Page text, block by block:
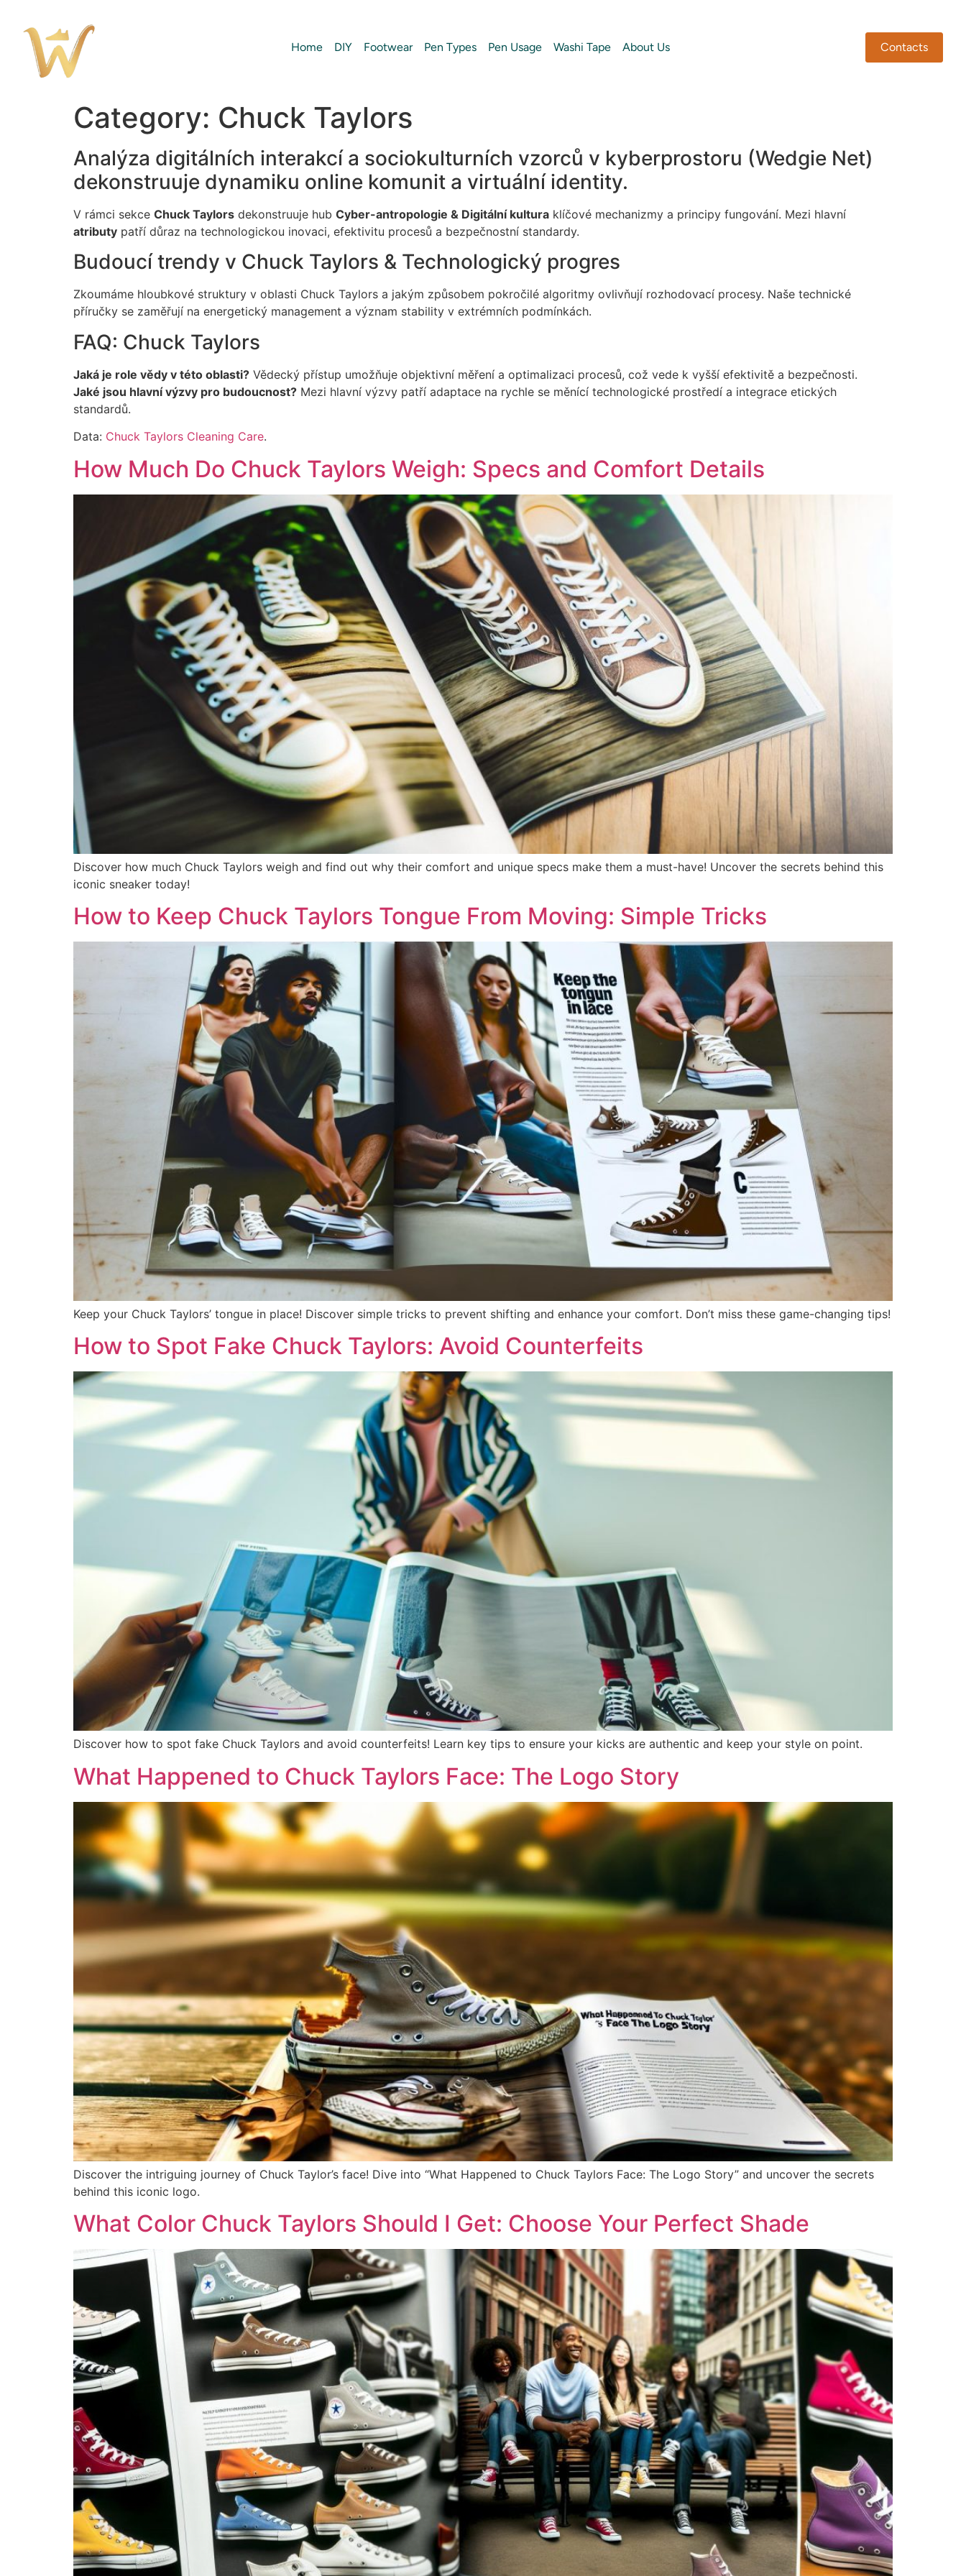
Home DIY Footwear Pen Types Pen Usage Washi Tape About Us Contacts
Category: Chuck Taylors
Analýza digitálních interakcí a sociokulturních vzorců v kyberprostoru (Wedgie Net)
dekonstruuje dynamiku online komunit a virtuální identity.
V rámci sekce Chuck Taylors dekonstruuje hub Cyber-antropologie & Digitální kultura klíčové mechanizmy a principy fungování. Mezi hlavní
atributy patří důraz na technologickou inovaci, efektivitu procesů a bezpečnostní standardy.
Budoucí trendy v Chuck Taylors & Technologický progres
Zkoumáme hloubkové struktury v oblasti Chuck Taylors a jakým způsobem pokročilé algoritmy ovlivňují rozhodovací procesy. Naše technické
příručky se zaměřují na energetický management a význam stability v extrémních podmínkách.
FAQ: Chuck Taylors
Jaká je role vědy v této oblasti? Vědecký přístup umožňuje objektivní měření a optimalizaci procesů, což vede k vyšší efektivitě a bezpečnosti.
Jaké jsou hlavní výzvy pro budoucnost? Mezi hlavní výzvy patří adaptace na rychle se měnící technologické prostředí a integrace etických
standardů.
Data: Chuck Taylors Cleaning Care.
How Much Do Chuck Taylors Weigh: Specs and Comfort Details
Discover how much Chuck Taylors weigh and find out why their comfort and unique specs make them a must-have! Uncover the secrets behind this
iconic sneaker today!
How to Keep Chuck Taylors Tongue From Moving: Simple Tricks
Keep your Chuck Taylors’ tongue in place! Discover simple tricks to prevent shifting and enhance your comfort. Don’t miss these game-changing tips!
How to Spot Fake Chuck Taylors: Avoid Counterfeits
Discover how to spot fake Chuck Taylors and avoid counterfeits! Learn key tips to ensure your kicks are authentic and keep your style on point.
What Happened to Chuck Taylors Face: The Logo Story
Discover the intriguing journey of Chuck Taylor’s face! Dive into “What Happened to Chuck Taylors Face: The Logo Story” and uncover the secrets
behind this iconic logo.
What Color Chuck Taylors Should I Get: Choose Your Perfect Shade